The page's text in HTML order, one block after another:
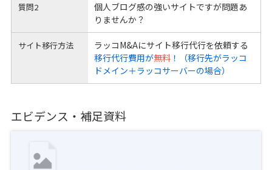
質問2
個人ブログ感の強いサイトですが問題あ
りませんか？
サイト移行方法
ラッコM&Aにサイト移行代行を依頼する
移行代行費用が無料！（移行先がラッコ
ドメイン＋ラッコサーバーの場合）
エビデンス・補足資料